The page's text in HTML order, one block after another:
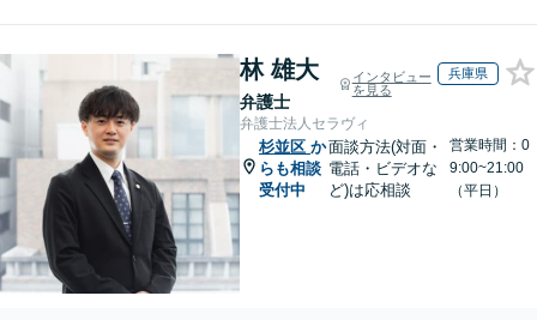
林 雄大
弁護士
インタビュー
を見る
兵庫県
弁護士法人セラヴィ
杉並区 か
らも相談
受付中
面談方法(対面・
電話・ビデオな
ど)は応相談
営業時間：0
9:00~21:00
（平日）